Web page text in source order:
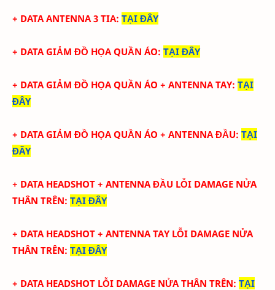
+ DATA ANTENNA 3 TIA: TẠI ĐÂY
+ DATA GIẢM ĐỒ HỌA QUẦN ÁO: TẠI ĐÂY
+ DATA GIẢM ĐỒ HỌA QUẦN ÁO + ANTENNA TAY: TẠI
ĐÂY
+ DATA GIẢM ĐỒ HỌA QUẦN ÁO + ANTENNA ĐẦU: TẠI
ĐÂY
+ DATA HEADSHOT + ANTENNA ĐẦU LỖI DAMAGE NỬA
THÂN TRÊN: TẠI ĐÂY
+ DATA HEADSHOT + ANTENNA TAY LỖI DAMAGE NỬA
THÂN TRÊN: TẠI ĐÂY
+ DATA HEADSHOT LỖI DAMAGE NỬA THÂN TRÊN: TẠI